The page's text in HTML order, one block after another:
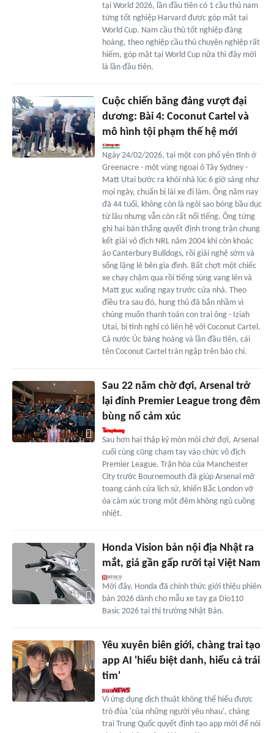
tại World 2026, lần đầu tiên có 1 cầu thủ nam
từng tốt nghiệp Harvard được góp mặt tại
World Cup. Nam cầu thủ tốt nghiệp đàng
hoàng, theo nghiệp cầu thủ chuyên nghiệp rất
hiếm, góp mặt tại World Cup nữa thì đây mới
là lần đầu tiên.
Cuộc chiến băng đảng vượt đại
dương: Bài 4: Coconut Cartel và
mô hình tội phạm thế hệ mới
Ngày 24/02/2026, tại một con phố yên tĩnh ở
Greenacre - một vùng ngoại ô Tây Sydney -
Matt Utai bước ra khỏi nhà lúc 6 giờ sáng như
mọi ngày, chuẩn bị lái xe đi làm. Ông năm nay
đã 44 tuổi, không còn là ngôi sao bóng bầu dục
từ lâu nhưng vẫn còn rất nổi tiếng. Ông từng
ghi hai bàn thắng quyết định trong trận chung
kết giải vô địch NRL năm 2004 khi còn khoác
áo Canterbury Bulldogs, rồi giải nghệ sớm và
sống lặng lẽ bên gia đình. Bất chợt một chiếc
xe chạy chậm qua rồi tiếng súng vang lên và
Matt gục xuống ngay trước cửa nhà. Theo
điều tra sau đó, hung thủ đã bắn nhầm vì
chúng muốn thanh toán con trai ông - Iziah
Utai, bị tình nghi có liên hệ với Coconut Cartel.
Cả nước Úc bàng hoàng và lần đầu tiên, cái
tên Coconut Cartel tràn ngập trên báo chí.
Sau 22 năm chờ đợi, Arsenal trở
lại đỉnh Premier League trong đêm
bùng nổ cảm xúc
Sau hơn hai thập kỷ mòn mỏi chờ đợi, Arsenal
cuối cùng cũng chạm tay vào chức vô địch
Premier League. Trận hòa của Manchester
City trước Bournemouth đã giúp Arsenal mở
toang cánh cửa lịch sử, khiến Bắc London vỡ
òa cảm xúc trong một đêm không ngủ cuồng
nhiệt.
Honda Vision bản nội địa Nhật ra
mắt, giá gần gấp rưỡi tại Việt Nam
Mới đây, Honda đã chính thức giới thiệu phiên
bản 2026 dành cho mẫu xe tay ga Dio110
Basic 2026 tại thị trường Nhật Bản.
Yêu xuyên biên giới, chàng trai tạo
app AI 'hiểu biệt danh, hiểu cả trái
tim'
Vì ứng dụng dịch thuật không thể hiểu được
trò đùa 'của những người yêu nhau', chàng
trai Trung Quốc quyết định tạo app mới để nói